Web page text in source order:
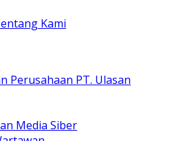
Kami
Perusahaan PT. Ulasan
Media Siber